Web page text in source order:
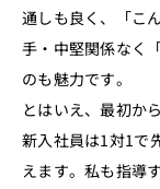
通しも良く、「こ
手・中堅関係なく
のも魅力です。
とはいえ、最初か
新入社員は1対1で
えます。私も指導